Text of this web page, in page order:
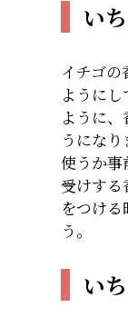
い
イチゴ
ように
ように
うにな
使うか事
受けする
をつけ
う。
い